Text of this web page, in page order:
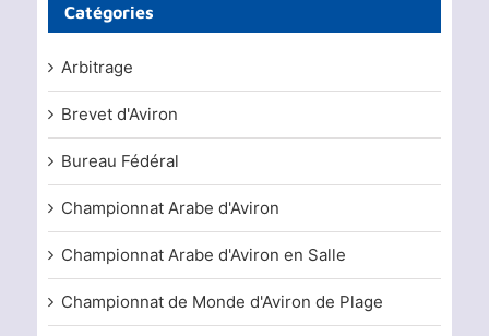
Catégories
Arbitrage
Brevet d'Aviron
Bureau Fédéral
Championnat Arabe d'Aviron
Championnat Arabe d'Aviron en Salle
Championnat de Monde d'Aviron de Plage